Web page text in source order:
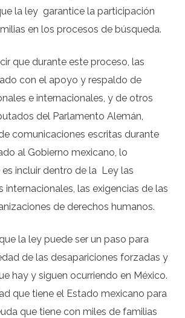
la ley garantice la participación
en los procesos de búsqueda.
que durante este proceso, las
con el apoyo y respaldo de
e internacionales, y de otros
del Parlamento Alemán,
comunicaciones escritas durante
al Gobierno mexicano, lo
incluir dentro de la Ley las
internacionales, las exigencias de las
de derechos humanos.
la ley puede ser un paso para
de las desapariciones forzadas y
hay y siguen ocurriendo en México.
que tiene el Estado mexicano para
que tiene con miles de familias